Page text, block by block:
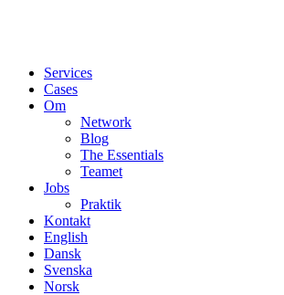
Services
Cases
Om
Network
Blog
The Essentials
Teamet
Jobs
Praktik
Kontakt
English
Dansk
Svenska
Norsk